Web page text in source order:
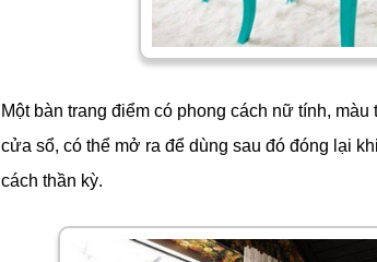
Một bàn trang điểm có phong cách nữ tính,
cửa sổ, có thể mở ra để dùng sau đó đóng lại
cách thần kỳ.